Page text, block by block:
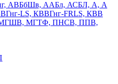
АВБбШв, ААБл, АСБЛ, А, А
LS, КВВГнг-FRLS, КВВ
МГТФ, ПНСВ, ППВ,